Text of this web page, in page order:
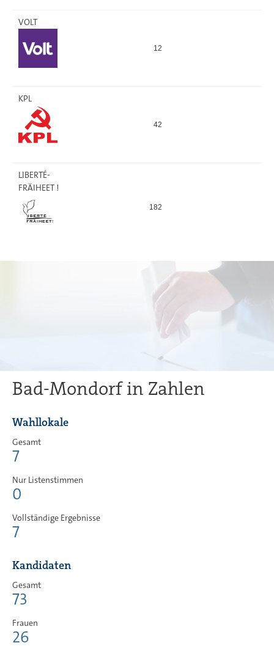
VOLT
12
KPL
42
LIBERTÉ-
FRÄIHEET !
182
Bad-Mondorf in Zahlen
Wahllokale
Gesamt
7
Nur Listenstimmen
0
Vollständige Ergebnisse
7
Kandidaten
Gesamt
73
Frauen
26